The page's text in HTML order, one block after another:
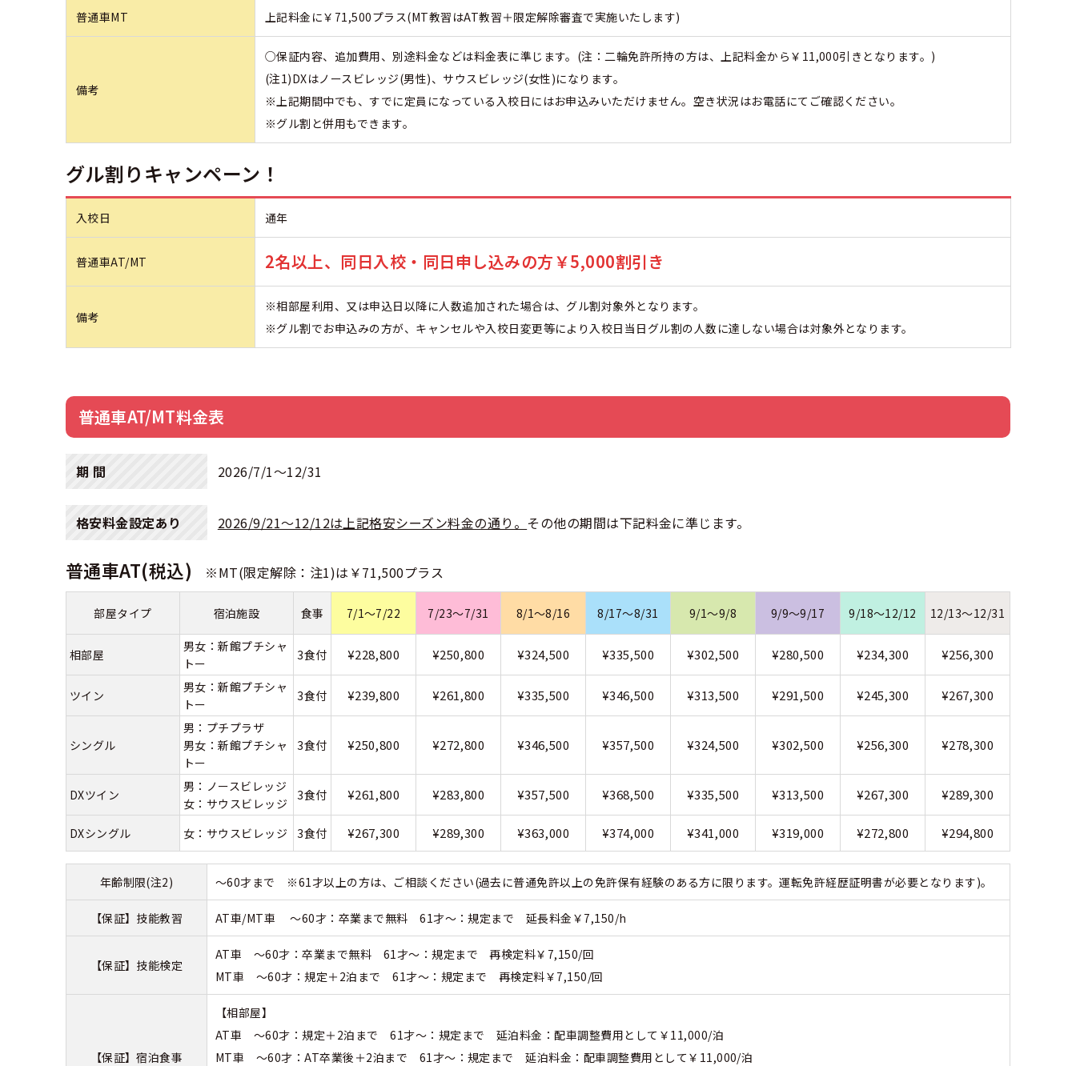
普通車MT 上記料金に￥71,500プラス(MT教習はAT教習＋限定解除審査で実施いたします)
備考
○保証内容、追加費用、別途料金などは料金表に準じます。(注：二輪免許所持の方は、上記料金から￥11,000引きとなります。)
(注1)DXはノースビレッジ(男性)、サウスビレッジ(女性)になります。
※上記期間中でも、すでに定員になっている入校日にはお申込みいただけません。空き状況はお電話にてご確認ください。
※グル割と併用もできます。
グル割りキャンペーン！
入校日 通年
普通車AT/MT 2名以上、同日入校・同日申し込みの方￥5,000割引き
備考
※相部屋利用、又は申込日以降に人数追加された場合は、グル割対象外となります。
※グル割でお申込みの方が、キャンセルや入校日変更等により入校日当日グル割の人数に達しない場合は対象外となります。
普通車AT/MT料金表
期 間 2026/7/1〜12/31
格安料金設定あり 2026/9/21～12/12は上記格安シーズン料金の通り。 その他の期間は下記料金に準じます。
普通車AT(税込) ※MT(限定解除：注1)は￥71,500プラス
部屋タイプ 宿泊施設 食事 7/1～7/22 7/23～7/31 8/1～8/16 8/17～8/31 9/1～9/8 9/9～9/17 9/18～12/12 12/13～12/31
相部屋
男女：新館プチシャ
トー
3食付 ¥228,800 ¥250,800 ¥324,500 ¥335,500 ¥302,500 ¥280,500 ¥234,300 ¥256,300
ツイン
男女：新館プチシャ
トー
3食付 ¥239,800 ¥261,800 ¥335,500 ¥346,500 ¥313,500 ¥291,500 ¥245,300 ¥267,300
シングル
男：プチプラザ
男女：新館プチシャ
トー
3食付 ¥250,800 ¥272,800 ¥346,500 ¥357,500 ¥324,500 ¥302,500 ¥256,300 ¥278,300
DXツイン
男：ノースビレッジ
女：サウスビレッジ
3食付 ¥261,800 ¥283,800 ¥357,500 ¥368,500 ¥335,500 ¥313,500 ¥267,300 ¥289,300
DXシングル 女：サウスビレッジ 3食付 ¥267,300 ¥289,300 ¥363,000 ¥374,000 ¥341,000 ¥319,000 ¥272,800 ¥294,800
年齢制限(注2) ～60才まで ※61才以上の方は、ご相談ください(過去に普通免許以上の免許保有経験のある方に限ります。運転免許経歴証明書が必要となります)。
【保証】技能教習 AT車/MT車 ～60才：卒業まで無料 61才～：規定まで 延長料金￥7,150/h
【保証】技能検定
AT車 ～60才：卒業まで無料 61才～：規定まで 再検定料￥7,150/回
MT車 ～60才：規定＋2泊まで 61才～：規定まで 再検定料￥7,150/回
【保証】宿泊食事
【相部屋】
AT車 ～60才：規定＋2泊まで 61才～：規定まで 延泊料金：配車調整費用として￥11,000/泊
MT車 ～60才：AT卒業後＋2泊まで 61才～：規定まで 延泊料金：配車調整費用として￥11,000/泊